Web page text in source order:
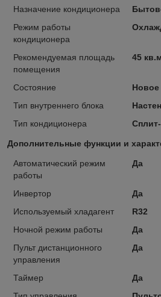
Назначение кондиционера
Режим работы
кондиционера
Рекомендуемая площадь
помещения
45
Состояние
Новое
Тип внутреннего блока
Тип кондиционера
Дополнительные функции и
Автоматический режим
работы
Да
Инвертор
Да
Используемый хладагент
R32
Ночной режим работы
Да
Пульт дистанционного
управления
Да
Таймер
Да